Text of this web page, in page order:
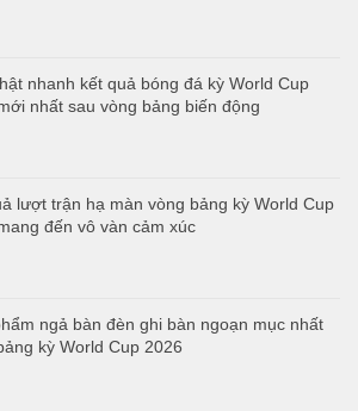
nhanh kết quả bóng đá kỳ World Cup
nhất sau vòng bảng biến động
lượt trận hạ màn vòng bảng kỳ World Cup
đến vô vàn cảm xúc
ngả bàn đèn ghi bàn ngoạn mục nhất
kỳ World Cup 2026